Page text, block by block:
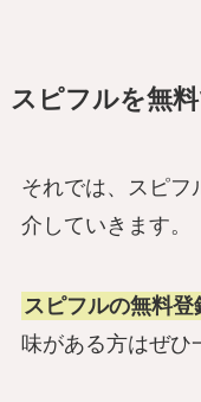
スピフルを無
それでは、スピフ
介していきます。
スピフルの無料
味がある方はぜひ